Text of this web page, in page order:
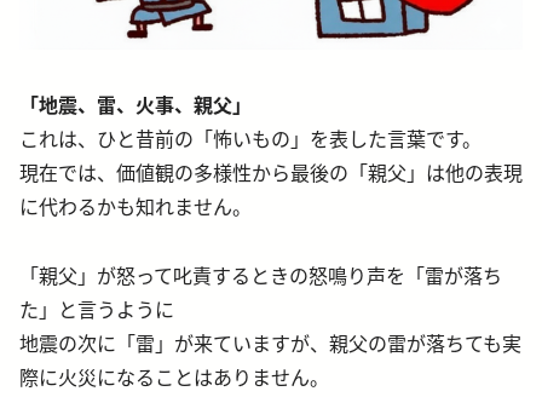
「地震、雷、火事、親父」
これは、ひと昔前の「怖いもの」を表した言葉です。
現在では、価値観の多様性から最後の「親父」は他の表現
に代わるかも知れません。
「親父」が怒って叱責するときの怒鳴り声を「雷が落ち
た」と言うように
地震の次に「雷」が来ていますが、親父の雷が落ちても実
際に火災になることはありません。